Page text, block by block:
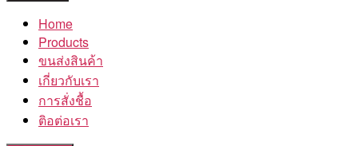
โรงงานHome
Products
ขนส่งสินค้า
เกี่ยวกับเรา
การสั่งชื้อ
ติอต่อเรา